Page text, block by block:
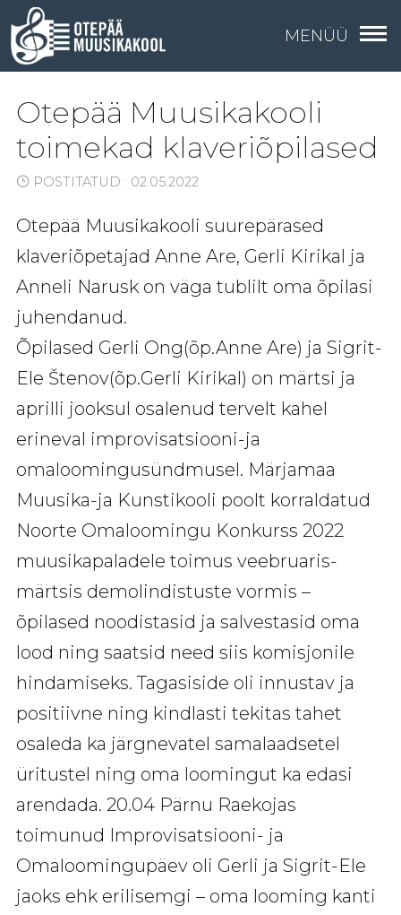
Otepää Muusikakooli
toimekad klaveriõpilased
POSTITATUD : 02.05.2022
Otepää Muusikakooli suurepärased
klaveriõpetajad Anne Are, Gerli Kirikal ja
Anneli Narusk on väga tublilt oma õpilasi
juhendanud.
Õpilased Gerli Ong(õp.Anne Are) ja Sigrit-
Ele Štenov(õp.Gerli Kirikal) on märtsi ja
aprilli jooksul osalenud tervelt kahel
erineval improvisatsiooni-ja
omaloomingusündmusel. Märjamaa
Muusika-ja Kunstikooli poolt korraldatud
Noorte Omaloomingu Konkurss 2022
muusikapaladele toimus veebruaris-
märtsis demolindistuste vormis –
õpilased noodistasid ja salvestasid oma
lood ning saatsid need siis komisjonile
hindamiseks. Tagasiside oli innustav ja
positiivne ning kindlasti tekitas tahet
osaleda ka järgnevatel samalaadsetel
üritustel ning oma loomingut ka edasi
arendada. 20.04 Pärnu Raekojas
toimunud Improvisatsiooni- ja
Omaloomingupäev oli Gerli ja Sigrit-Ele
jaoks ehk erilisemgi – oma looming kanti
MENÜÜ